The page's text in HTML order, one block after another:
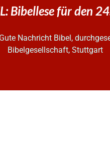
Bibellese für den
Nachricht Bibel,
Bibelgesellschaft, Stuttgart